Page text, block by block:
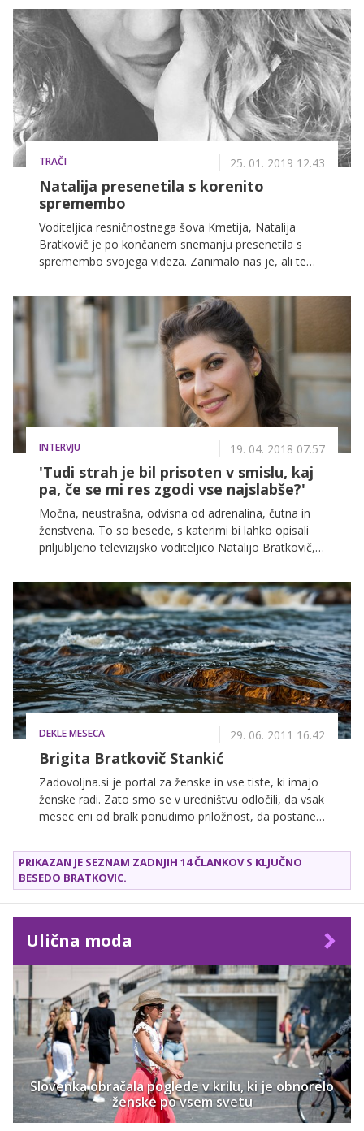
TRAČI 25. 01. 2019 12.43
Natalija presenetila s korenito
spremembo
Voditeljica resničnostnega šova Kmetija, Natalija
Bratkovič je po končanem snemanju presenetila s
spremembo svojega videza. Zanimalo nas je, ali temu
življenju.
INTERVJU 19. 04. 2018 07.57
'Tudi strah je bil prisoten v smislu, kaj
pa, če se mi res zgodi vse najslabše?'
Močna, neustrašna, odvisna od adrenalina, čutna in
ženstvena. To so besede, s katerimi bi lahko opisali
priljubljeno televizijsko voditeljico Natalijo Bratkovič,
tudi na plesnem parketu. Poleg tega, da trenira
kickbox, je Natalija tudi velika ljubiteljica motorjev.
"Živim po principu, da se enkrat živi in da ne želim v
jeseni svojega življenja obžalovati vsega tistega,
česar nisem poskusila," razkriva v svoji zgodbi o tem,
kako je postala motoristka.
DEKLE MESECA 29. 06. 2011 16.42
Brigita Bratkovič Stankić
Zadovoljna.si je portal za ženske in vse tiste, ki imajo
ženske radi. Zato smo se v uredništvu odločili, da vsak
mesec eni od bralk ponudimo priložnost, da postane
na naš portal. Vsako dekle, ki se bo prijavilo, bomo na
kratko predstavili, o zmagovalki pa bodo odločili
bralke in bralci.
PRIKAZAN JE SEZNAM ZADNJIH 14 ČLANKOV S KLJUČNO
BESEDO BRATKOVIC.
Ulična moda
Slovenka obračala poglede v krilu, ki je obnorelo
ženske po vsem svetu